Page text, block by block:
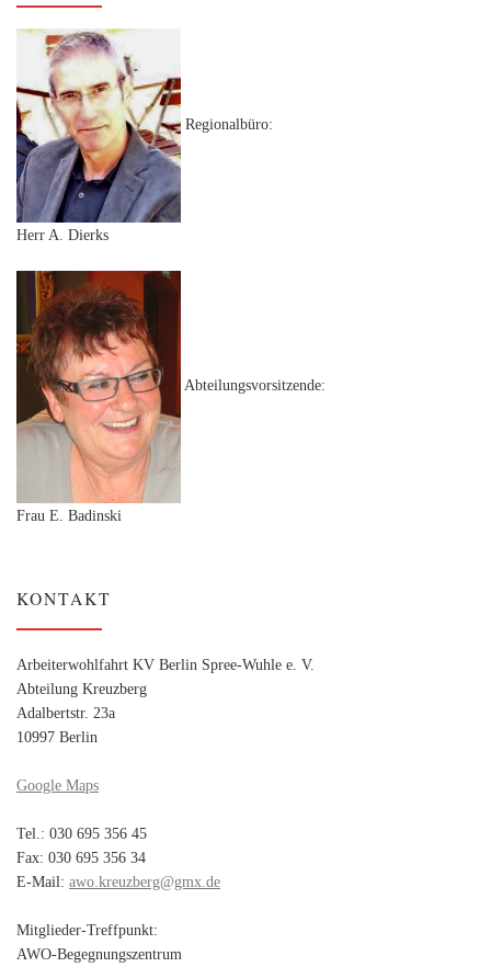
Regionalbüro:
Herr A. Dierks
Abteilungsvorsitzende:
Frau E. Badinski
KONTAKT
Arbeiterwohlfahrt KV Berlin Spree-Wuhle e. V.
Abteilung Kreuzberg
Adalbertstr. 23a
10997 Berlin
Google Maps
Tel.: 030 695 356 45
Fax: 030 695 356 34
E-Mail: awo.kreuzberg@gmx.de
Mitglieder-Treffpunkt:
AWO-Begegnungszentrum